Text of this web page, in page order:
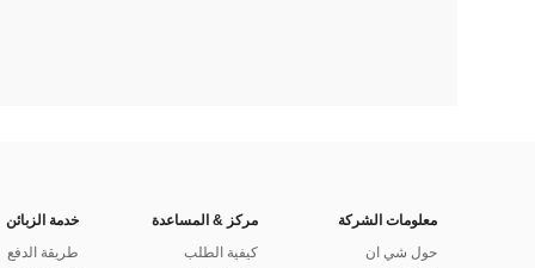
معلومات الشركة
حول شي ان
مركز & المساعدة
كيفية الطلب
خدمة الزبائن
طريقة الدفع